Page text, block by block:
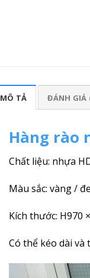
MÔ TẢ ĐÁNH GIÁ
Hàng rào
Chất liệu: nhựa
Màu sắc: vàng /
Kích thước: H970
Có thể kéo dài